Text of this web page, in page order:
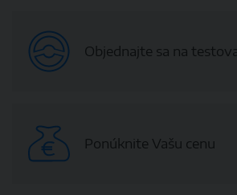
Objednajte sa na
Ponúknite Vašu cenu